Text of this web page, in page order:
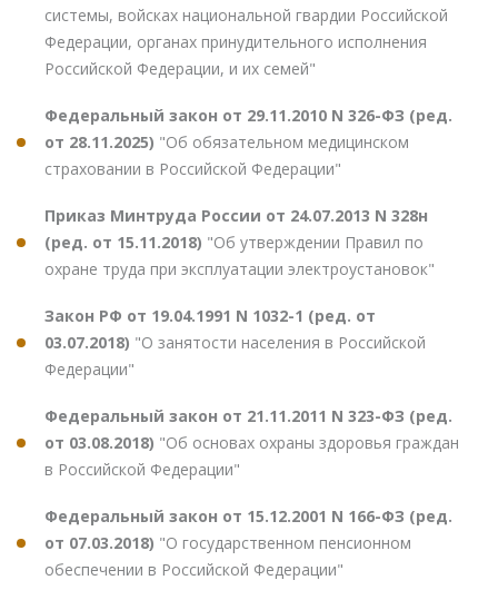
системы, войсках национальной гвардии Российской
Федерации, органах принудительного исполнения
Российской Федерации, и их семей"
Федеральный закон от 29.11.2010 N 326-ФЗ (ред.
от 28.11.2025) "Об обязательном медицинском
страховании в Российской Федерации"
Приказ Минтруда России от 24.07.2013 N 328н
(ред. от 15.11.2018) "Об утверждении Правил по
охране труда при эксплуатации электроустановок"
Закон РФ от 19.04.1991 N 1032-1 (ред. от
03.07.2018) "О занятости населения в Российской
Федерации"
Федеральный закон от 21.11.2011 N 323-ФЗ (ред.
от 03.08.2018) "Об основах охраны здоровья граждан
в Российской Федерации"
Федеральный закон от 15.12.2001 N 166-ФЗ (ред.
от 07.03.2018) "О государственном пенсионном
обеспечении в Российской Федерации"